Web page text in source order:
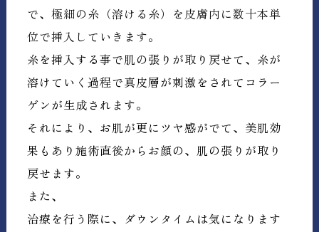
で、極細の糸（溶ける糸）を皮膚内に数十本単
位で挿入していきます。
糸を挿入する事で肌の張りが取り戻せて、糸が
溶けていく過程で真皮層が刺激をされてコラー
ゲンが生成されます。
それにより、お肌が更にツヤ感がでて、美肌効
果もあり施術直後からお顔の、肌の張りが取り
戻せます。
また、
治療を行う際に、ダウンタイムは気になります